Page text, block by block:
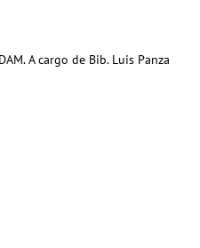
A cargo de Bib. Luis Panza